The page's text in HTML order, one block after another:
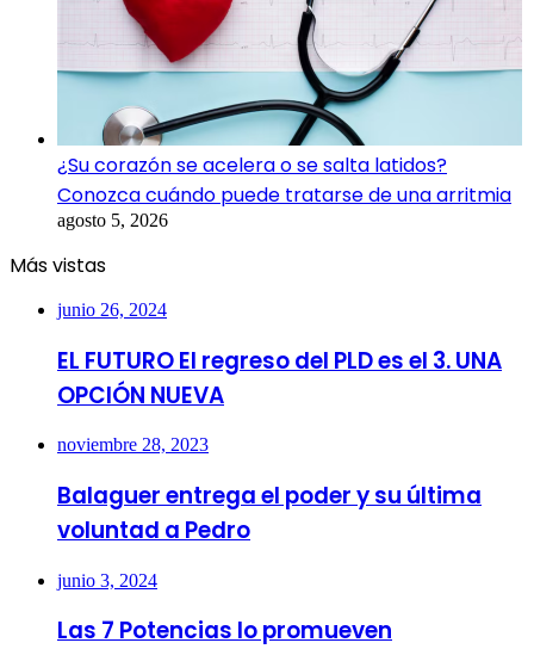
¿Su corazón se acelera o se salta latidos?
Conozca cuándo puede tratarse de una arritmia
agosto 5, 2026
Más vistas
junio 26, 2024
EL FUTURO El regreso del PLD es el 3. UNA
OPCIÓN NUEVA
noviembre 28, 2023
Balaguer entrega el poder y su última
voluntad a Pedro
junio 3, 2024
Las 7 Potencias lo promueven